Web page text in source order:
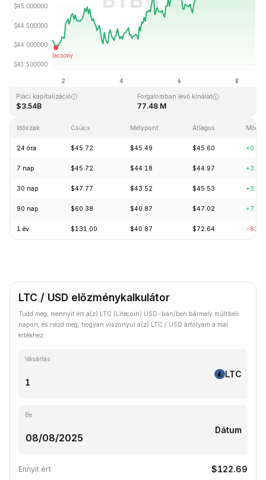
Utolsó frissítés: 2026-08-08, 14:55 GMT+0
Rekordmagasság
Piaci kapitalizáció
$3.54B
Forgalomban lévő kínálat
77.48 M
Időszak Csúcs Mélypont Átlagos
24 óra $45.72 $45.49 $45.60
7 nap $45.72 $44.18 $44.97
30 nap $47.77 $43.52 $45.53
90 nap $60.38 $40.87 $47.02
1 év $131.00 $40.87 $72.64 -
LTC / USD előzménykalkulátor
Tudd meg, mennyit ért a(z) LTC (Litecoin) USD-ban/ben bármely múltbeli
napon, és nézd meg, hogyan viszonyul a(z) LTC / USD árfolyam a mai
értékhez.
Vásárlás
LTC
Be
Dátum
Ennyit ért $122.69